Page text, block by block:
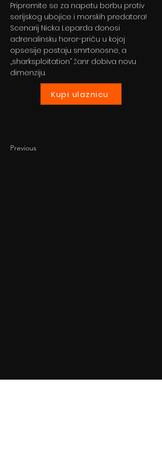
Pripremite se za napetu borbu protiv
serijskog ubojice i morskih predatora!
Scenarij Nicka Leparda donosi
adrenalinsku horor-priču u kojoj
opsesije postaju smrtonosne, a
„sharksploitation“ žanr dobiva novu
dimenziju.
Kupi ulaznicu
Previous